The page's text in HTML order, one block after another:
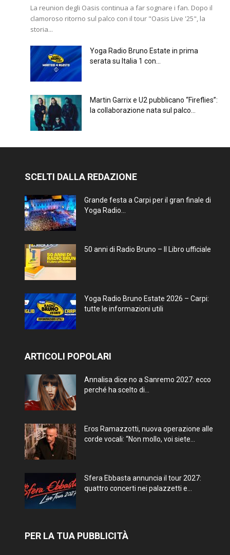
La reunion degli Oasis continua a far sognare i fan. Dopo il
clamoroso ritorno sul palco con il tour "Oasis Live '25", la
storia...
Yoga Radio Bruno Estate in prima
serata su Italia 1 con...
Martin Garrix e U2 pubblicano “Fireflies”:
la collaborazione nata sul palco...
SCELTI DALLA REDAZIONE
Grande festa a Carpi per il gran finale di
Yoga Radio...
50 anni di Radio Bruno – Il Libro ufficiale
Yoga Radio Bruno Estate 2026 – Carpi:
tutte le informazioni utili
ARTICOLI POPOLARI
Annalisa dice no a Sanremo 2027: ecco
perché ha scelto di...
Eros Ramazzotti, nuova operazione alle
corde vocali: “Non mollo, voi siete...
Sfera Ebbasta annuncia il tour 2027:
quattro concerti nei palazzetti e...
PER LA TUA PUBBLICITÀ